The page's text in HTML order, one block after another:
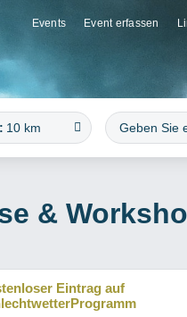
Events Event erfassen
10 km
&
Eintrag auf